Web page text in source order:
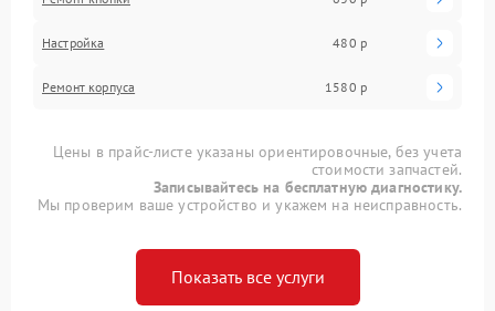
Настройка 480 р
Ремонт корпуса 1580 р
Цены в прайс-листе указаны ориентировочные, без учета
стоимости запчастей.
Записывайтесь на бесплатную диагностику.
Мы проверим ваше устройство и укажем на неисправность.
Показать все услуги